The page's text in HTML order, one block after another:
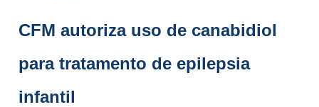
CFM autoriza uso de canabidiol
para tratamento de epilepsia
infantil